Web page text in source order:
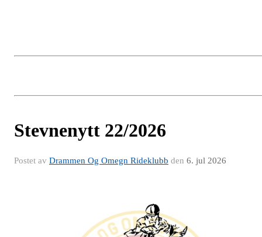
Stevnenytt 22/2026
Postet av Drammen Og Omegn Rideklubb den 6. jul 2026